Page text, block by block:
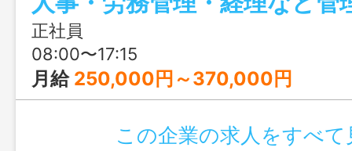
正社員
08:00〜17:15
月給 250,000円～370,000円
この企業の求人をすべて